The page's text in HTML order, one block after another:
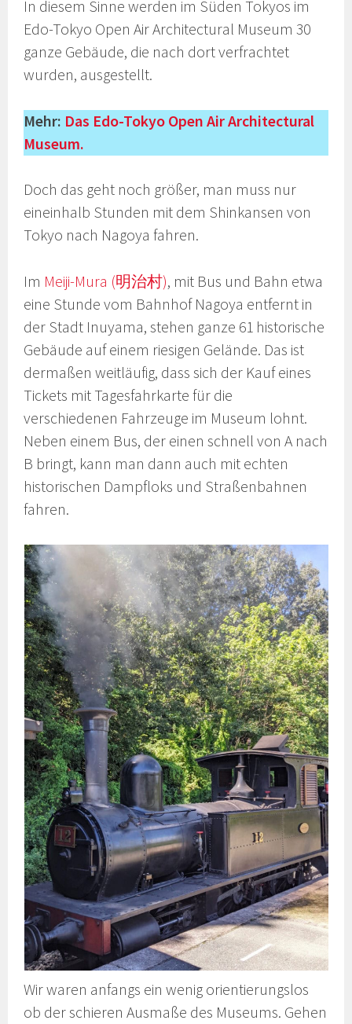
In diesem Sinne werden im Süden Tokyos im
Edo-Tokyo Open Air Architectural Museum 30
ganze Gebäude, die nach dort verfrachtet
wurden, ausgestellt.
Mehr: Das Edo-Tokyo Open Air Architectural
Museum.
Doch das geht noch größer, man muss nur
eineinhalb Stunden mit dem Shinkansen von
Tokyo nach Nagoya fahren.
Im Meiji-Mura (明治村), mit Bus und Bahn etwa
eine Stunde vom Bahnhof Nagoya entfernt in
der Stadt Inuyama, stehen ganze 61 historische
Gebäude auf einem riesigen Gelände. Das ist
dermaßen weitläufig, dass sich der Kauf eines
Tickets mit Tagesfahrkarte für die
verschiedenen Fahrzeuge im Museum lohnt.
Neben einem Bus, der einen schnell von A nach
B bringt, kann man dann auch mit echten
historischen Dampfloks und Straßenbahnen
fahren.
Wir waren anfangs ein wenig orientierungslos
ob der schieren Ausmaße des Museums. Gehen